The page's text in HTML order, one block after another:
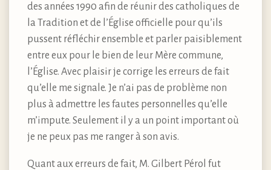
des années 1990 afin de réunir des catholiques de
la Tradition et de l’Église officielle pour qu’ils
pussent réfléchir ensemble et parler paisiblement
entre eux pour le bien de leur Mère commune,
l’Église. Avec plaisir je corrige les erreurs de fait
qu’elle me signale. Je n’ai pas de problème non
plus à admettre les fautes personnelles qu’elle
m’impute. Seulement il y a un point important où
je ne peux pas me ranger à son avis.
Quant aux erreurs de fait, M. Gilbert Pérol fut